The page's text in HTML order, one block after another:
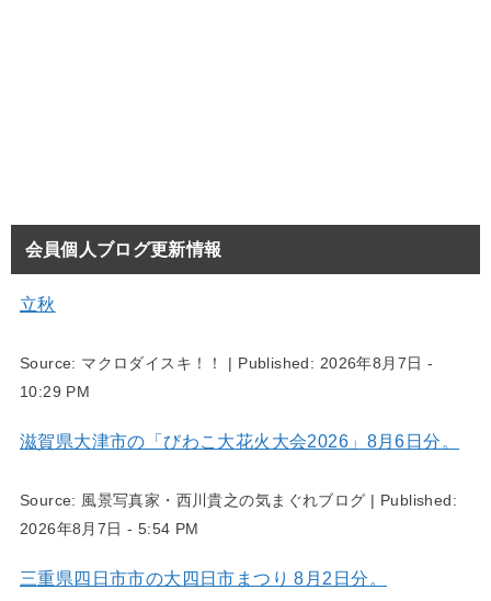
会員個人ブログ更新情報
立秋
Source: マクロダイスキ！！ | Published: 2026年8月7日 -
10:29 PM
滋賀県大津市の「びわこ大花火大会2026」8月6日分。
Source: 風景写真家・西川貴之の気まぐれブログ | Published:
2026年8月7日 - 5:54 PM
三重県四日市市の大四日市まつり 8月2日分。